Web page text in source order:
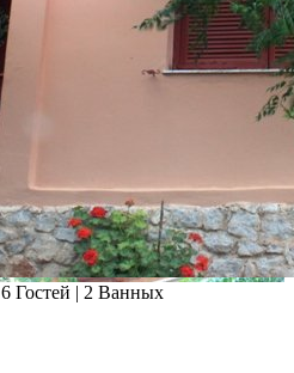
6 Гостей | 2 Ванных